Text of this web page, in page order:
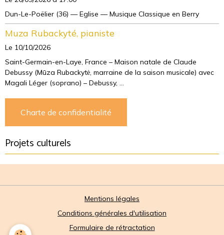
Dun-Le-Poëlier (36) — Eglise — Musique Classique en Berry
Muza Rubackyté, pianiste
Le 10/10/2026
Saint-Germain-en-Laye, France – Maison natale de Claude
Debussy (Mūza Rubackytė, marraine de la saison musicale) avec
Magali Léger (soprano) – Debussy, ...
Charte de confidentialité
Projets culturels
Mentions légales
Conditions générales d'utilisation
Formulaire de rétractation